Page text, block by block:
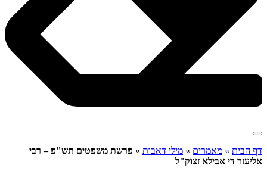
דף הבית » מאמרים » מילי דאבות » פרשת משפטים תש"פ – רבי
אליעזר די אבילא זצוק"ל